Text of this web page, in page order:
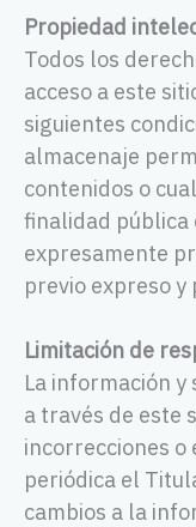
Propiedad
Todos los
acceso a este
siguientes
almacenaje
contenidos o
finalidad pública
expresamente
previo expreso
Limitación de
La información
a través de este
incorrecciones
periódica el
cambios a la